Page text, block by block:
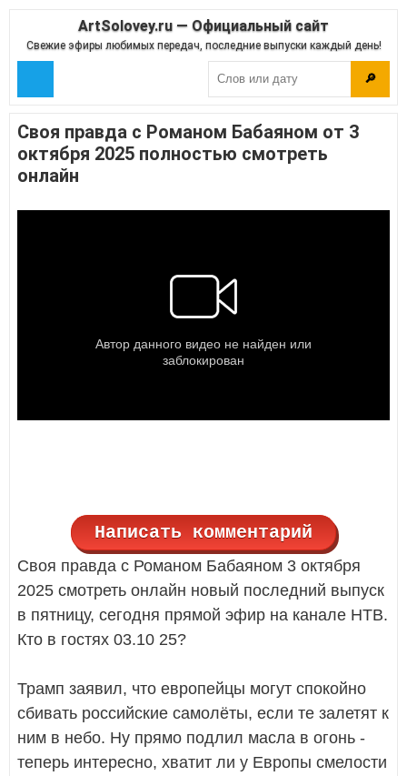
ArtSolovey.ru — Официальный сайт
Свежие эфиры любимых передач, последние выпуски каждый день!
🔎
Своя правда с Романом Бабаяном от 3
октября 2025 полностью смотреть
онлайн
Написать комментарий
Своя правда с Романом Бабаяном 3 октября
2025 смотреть онлайн новый последний выпуск
в пятницу, сегодня прямой эфир на канале НТВ.
Кто в гостях 03.10 25?
Трамп заявил, что европейцы могут спокойно
сбивать российские самолёты, если те залетят к
ним в небо. Ну прямо подлил масла в огонь -
теперь интересно, хватит ли у Европы смелости